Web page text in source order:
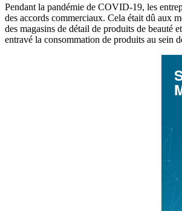
Pendant la pandémie de COVID-19, les
des accords commerciaux. Cela était dû aux
des magasins de détail de produits de beauté
entravé la consommation de produits au sein